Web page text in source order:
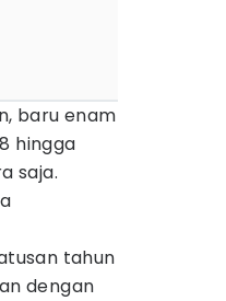
baru enam
hingga
saja.
tahun
dengan